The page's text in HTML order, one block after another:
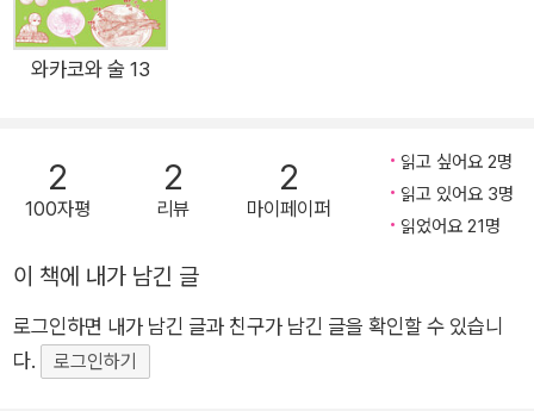
돼지 가쿠니, 돼지 김치 볶음, 고래 베이컨, 방어 가마구이 등 군
침이 당기는 안주들과 술의 절묘한 앙상블이 펼쳐진다.자, 이제
한 술여행♪
와카코와 술 13
2
100자평
2
리뷰
2
마이페이퍼
읽고 싶어요 2명
읽고 있어요 3명
읽었어요 21명
이 책에 내가 남긴 글
로그인하면 내가 남긴 글과 친구가 남긴 글을 확인할 수 있습니
다.
로그인하기